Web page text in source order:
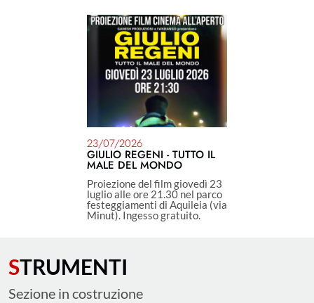
23/07/2026
GIULIO REGENI - TUTTO IL
MALE DEL MONDO
Proiezione del film giovedì 23
luglio alle ore 21.30 nel parco
festeggiamenti di Aquileia (via
Minut). Ingesso gratuito.
STRUMENTI
Sezione in costruzione